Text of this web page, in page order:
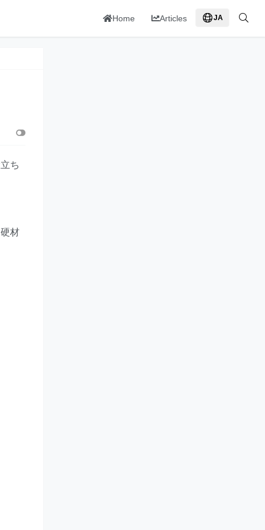
Home Articles JA
ち
材